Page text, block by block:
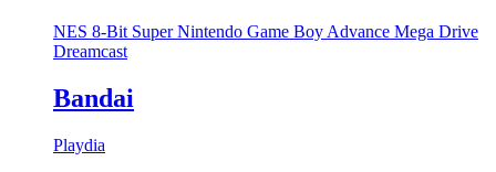
NES 8-Bit Super Nintendo Game Boy Advance Mega Drive
Dreamcast
Bandai
Playdia